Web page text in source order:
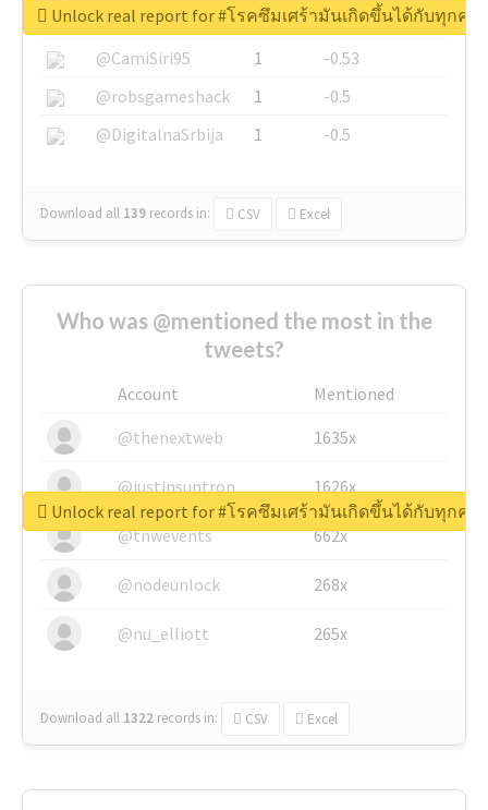
@SkateChart
1
-0.6
@CamiSiri95
1
-0.53
@robsgameshack
1
-0.5
@DigitalnaSrbija
1 -0.5
Download all 139 records in: CSV Excel
Unlock real report for #โรคซึมเศร้ามันเกิดขึ้นได้กับทุกค
Who was @mentioned the most in the
tweets?
Account
Mentioned
@thenextweb
1635x
@justinsuntron 1626x
@tnwevents 662x
@nodeunlock 268x
@nu_elliott 265x
Download all 1322 records in: CSV Excel
Unlock real report for #โรคซึมเศร้ามันเกิดขึ้นได้กับทุกค